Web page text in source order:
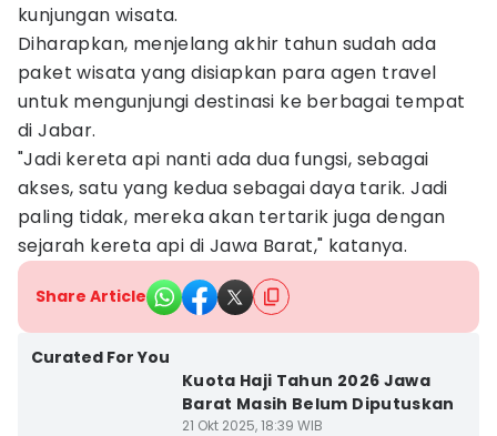
kunjungan wisata.
Diharapkan, menjelang akhir tahun sudah ada
paket wisata yang disiapkan para agen travel
untuk mengunjungi destinasi ke berbagai tempat
di Jabar.
"Jadi kereta api nanti ada dua fungsi, sebagai
akses, satu yang kedua sebagai daya tarik. Jadi
paling tidak, mereka akan tertarik juga dengan
sejarah kereta api di Jawa Barat," katanya.
Share Article
Curated For You
Kuota Haji Tahun 2026 Jawa
Barat Masih Belum Diputuskan
21 Okt 2025, 18:39 WIB